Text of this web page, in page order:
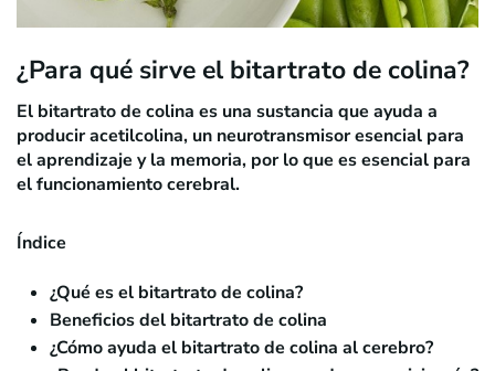
RECURSOS
¿Para qué sirve el bitartrato de colina?
El bitartrato de colina es una sustancia que ayuda a
producir acetilcolina, un neurotransmisor esencial para
el aprendizaje y la memoria, por lo que es esencial para
el funcionamiento cerebral.
Índice
¿Qué es el bitartrato de colina?
Beneficios del bitartrato de colina
¿Cómo ayuda el bitartrato de colina al cerebro?